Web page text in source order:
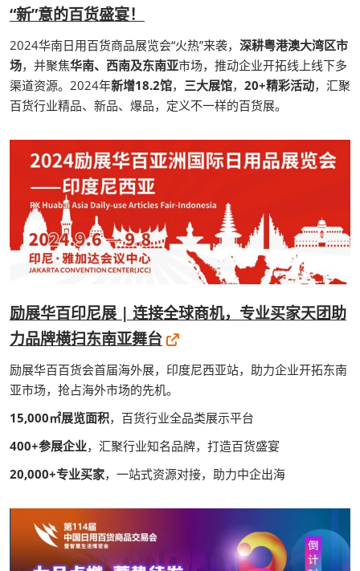
“新”意的百货盛宴！
2024华南日用百货商品展览会“火热”来袭， 深耕粤港澳大湾区市
场，并聚焦华南、西南及东南亚市场，推动企业开拓线上线下多
渠道资源。2024年新增18.2馆， 三大展馆， 20+精彩活动，汇聚
百货行业精品、新品、爆品，定义不一样的百货展。
励展华百印尼展 | 连接全球商机，专业买家天团助
力品牌横扫东南亚舞台
励展华百百货会首届海外展，印度尼西亚站，助力企业开拓东南
亚市场，抢占海外市场的先机。
15,000㎡展览面积，百货行业全品类展示平台
400+参展企业，汇聚行业知名品牌，打造百货盛宴
20,000+专业买家，一站式资源对接，助力中企出海